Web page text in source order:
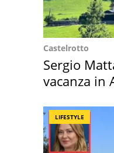
Castelrotto
Sergio
vacanza in
LIFESTYLE